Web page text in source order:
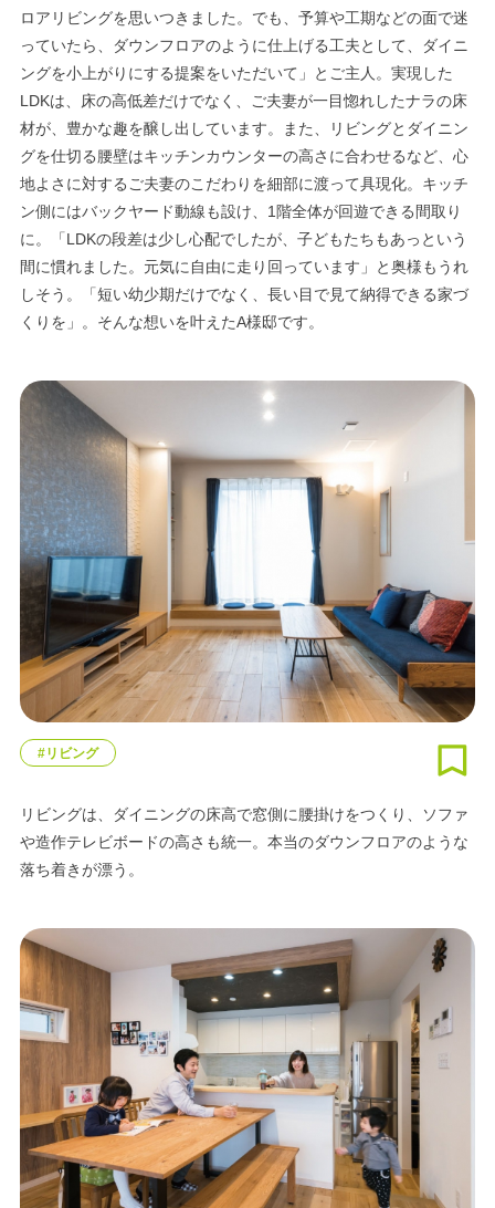
ロアリビングを思いつきました。でも、予算や工期などの面で迷
っていたら、ダウンフロアのように仕上げる工夫として、ダイニ
ングを小上がりにする提案をいただいて」とご主人。実現した
LDKは、床の高低差だけでなく、ご夫妻が一目惚れしたナラの床
材が、豊かな趣を醸し出しています。また、リビングとダイニン
グを仕切る腰壁はキッチンカウンターの高さに合わせるなど、心
地よさに対するご夫妻のこだわりを細部に渡って具現化。キッチ
ン側にはバックヤード動線も設け、1階全体が回遊できる間取り
に。「LDKの段差は少し心配でしたが、子どもたちもあっという
間に慣れました。元気に自由に走り回っています」と奥様もうれ
しそう。「短い幼少期だけでなく、長い目で見て納得できる家づ
くりを」。そんな想いを叶えたA様邸です。
#リビング
リビングは、ダイニングの床高で窓側に腰掛けをつくり、ソファ
や造作テレビボードの高さも統一。本当のダウンフロアのような
落ち着きが漂う。